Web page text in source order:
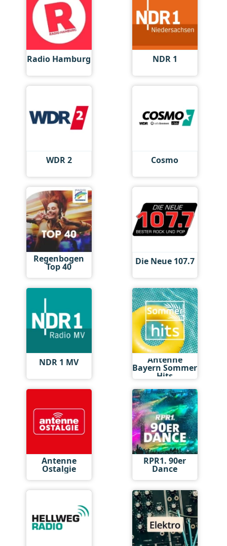
Radio Hamburg NDR 1
WDR 2 Cosmo
Regenbogen
Top 40 Die Neue 107.7
NDR 1 MV Antenne
Bayern Sommer
Hits
Antenne
Ostalgie
RPR1. 90er
Dance